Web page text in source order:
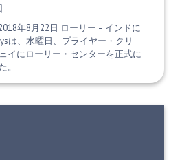
年8月22日 ローリー – インドに
は、水曜日、ブライヤー・クリ
イにローリー・センターを正式に
。